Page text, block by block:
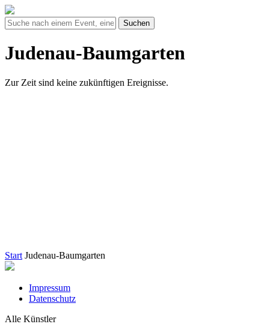
Suchen
Judenau-Baumgarten
Zur Zeit sind keine zukünftigen Ereignisse.
Start Judenau-Baumgarten
Impressum
Datenschutz
Alle Künstler